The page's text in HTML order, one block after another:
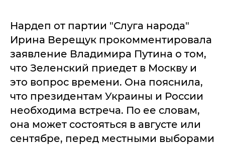
Нардеп от партии "Слуга народа"
Ирина Верещук прокомментировала
заявление Владимира Путина о том,
что Зеленский приедет в Москву и
это вопрос времени. Она пояснила,
что президентам Украины и России
необходима встреча. По ее словам,
она может состояться в августе или
сентябре, перед местными выборами